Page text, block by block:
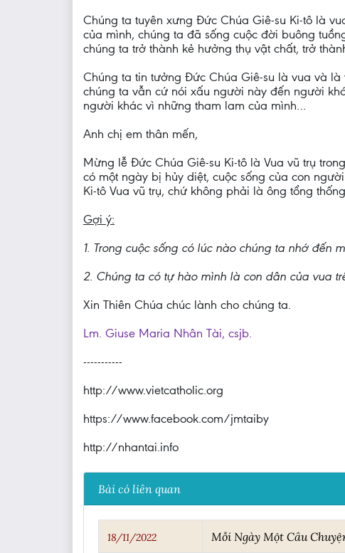
Chúng ta tuyên xưng Đức Chúa Giê-su Ki-tô là
của mình, chúng ta đã sống cuộc đời buông
chúng ta trở thành kẻ hưởng thụ vật chất, trở
Chúng ta tin tưởng Đức Chúa Giê-su là vua và
chúng ta vẫn cứ nói xấu người này đến người
người khác vì những tham lam của mình…
Anh chị em thân mến,
Mừng lễ Đức Chúa Giê-su Ki-tô là Vua vũ trụ
có một ngày bị hủy diệt, cuộc sống của con
Ki-tô Vua vũ trụ, chứ không phải là ông tổng
Gợi ý:
1. Trong cuộc sống có lúc nào chúng ta nhớ đến
2. Chúng ta có tự hào mình là con dân của vua
Xin Thiên Chúa chúc lành cho chúng ta.
Lm. Giuse Maria Nhân Tài, csjb.
-----------
http://www.vietcatholic.org
https://www.facebook.com/jmtaiby
http://nhantai.info
Bài có liên quan
18/11/2022 Mỗi Ngày Một Câu